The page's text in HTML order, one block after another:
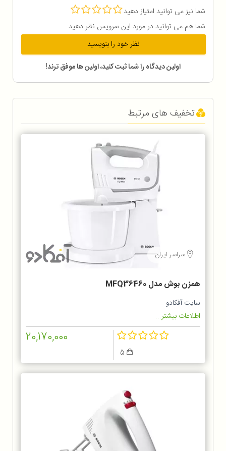
شما نیز می توانید امتیاز دهید
شما هم می توانید در مورد این سرویس نظر دهید
نظر خود را بنویسید
اولین دیدگاه را شما ثبت کنید، اولین ها موفق ترند!
تخفیف های مرتبط
سراسر ایران
همزن بوش مدل MFQ36460
سایت آفکادو
اطلاعات بیشتر...
20,170,000